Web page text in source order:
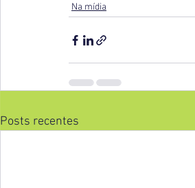
Na mídia
Posts recentes